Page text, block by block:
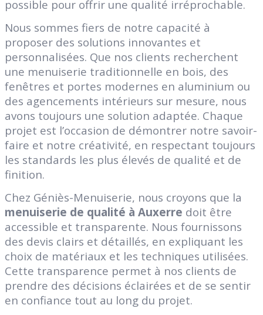
possible pour offrir une qualité irréprochable.
Nous sommes fiers de notre capacité à
proposer des solutions innovantes et
personnalisées. Que nos clients recherchent
une menuiserie traditionnelle en bois, des
fenêtres et portes modernes en aluminium ou
des agencements intérieurs sur mesure, nous
avons toujours une solution adaptée. Chaque
projet est l’occasion de démontrer notre savoir-
faire et notre créativité, en respectant toujours
les standards les plus élevés de qualité et de
finition.
Chez Géniès-Menuiserie, nous croyons que la
menuiserie de qualité à Auxerre doit être
accessible et transparente. Nous fournissons
des devis clairs et détaillés, en expliquant les
choix de matériaux et les techniques utilisées.
Cette transparence permet à nos clients de
prendre des décisions éclairées et de se sentir
en confiance tout au long du projet.